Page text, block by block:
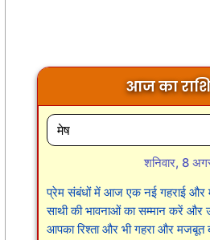
आज का
शनिवार, 8
प्रेम संबंधों में आज एक नई गहराई और
साथी की भावनाओं का सम्मान करें और
आपका रिश्ता और भी गहरा और मजबूत